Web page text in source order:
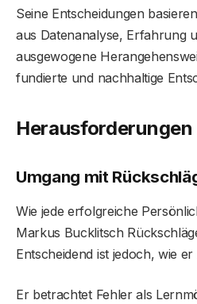
Seine Entscheidungen
aus Datenanalyse, Erfahrung
ausgewogene
fundierte und nachhaltige
Umgang mit
Wie jede erfolgreiche
Markus Bucklitsch
Entscheidend ist jedoch, wie
Er betrachtet Fehler als